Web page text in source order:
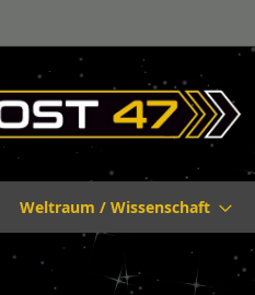
Weltraum / Wissenschaft